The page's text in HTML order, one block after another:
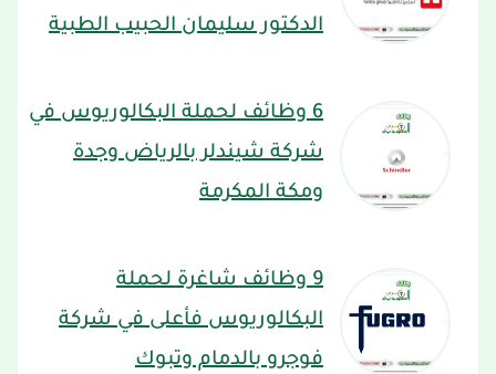
الدكتور سليمان الحبيب الطبية
6 وظائف لحملة البكالوريوس في
شركة شيندلر بالرياض وجدة
ومكة المكرمة
9 وظائف شاغرة لحملة
البكالوريوس فأعلى في شركة
فوجرو بالدمام وتبوك